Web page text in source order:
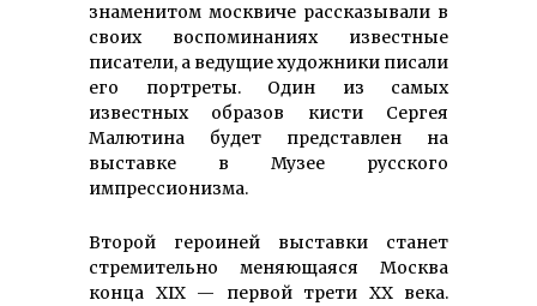
знаменитом москвиче рассказывали в
своих воспоминаниях известные
писатели, а ведущие художники писали
его портреты. Один из самых
известных образов кисти Сергея
Малютина будет представлен на
выставке в Музее русского
импрессионизма.
Второй героиней выставки станет
стремительно меняющаяся Москва
конца XIX — первой трети XX века.